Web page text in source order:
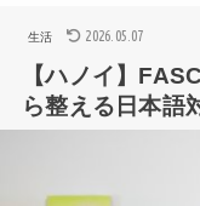
生活 2026.05.07
【ハノイ】
ら整える日本語